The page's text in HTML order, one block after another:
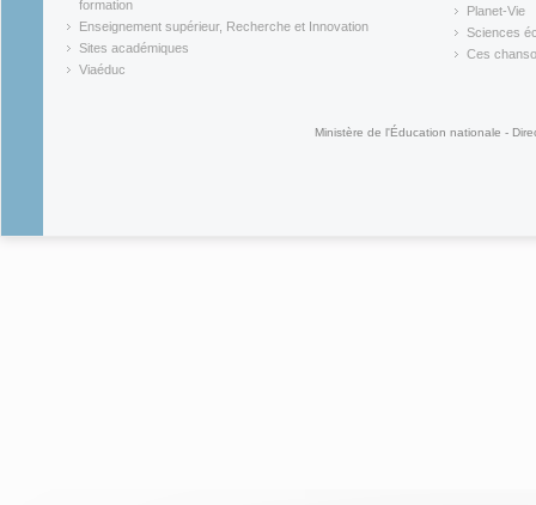
formation
(link is external)
Enseignement supérieur, Recherche et Innovation
(link is external)
Sites académiques
(link is external)
Viaéduc
(link is
Planet-Vie
(link is
Sciences
(link is
Ces
Ministère de l'Éducation nationale -